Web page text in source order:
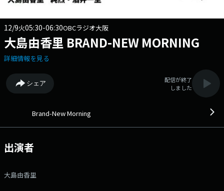
12/9火05:30-06:30OBCラジオ大阪
大島由香里 BRAND-NEW MORNING
詳細情報を見る
シェア
配信が終了
しました
Brand-New Morning
出演者
大島由香里